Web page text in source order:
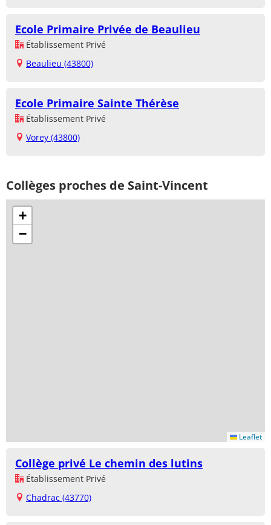
Ecole Primaire Privée de Beaulieu
Établissement Privé
Beaulieu (43800)
Ecole Primaire Sainte Thérèse
Établissement Privé
Vorey (43800)
Collèges proches de Saint-Vincent
+
−
Leaflet
Collège privé Le chemin des lutins
Établissement Privé
Chadrac (43770)